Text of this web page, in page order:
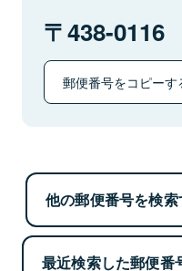
438-0116
郵便番号をコピーす
他の郵便番号を検索
最近検索した郵便番